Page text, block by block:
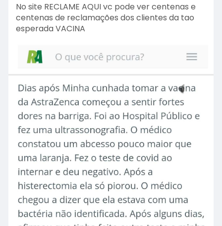
No site RECLAME AQUI vc pode ver centenas e
centenas de reclamações dos clientes da tao
esperada VACINA